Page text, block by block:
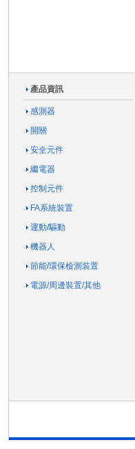
產品資訊
感測器
開關
安全元件
繼電器
控制元件
FA系統裝置
運動/驅動
機器人
節能/環保檢測裝置
電源/周邊裝置/其他